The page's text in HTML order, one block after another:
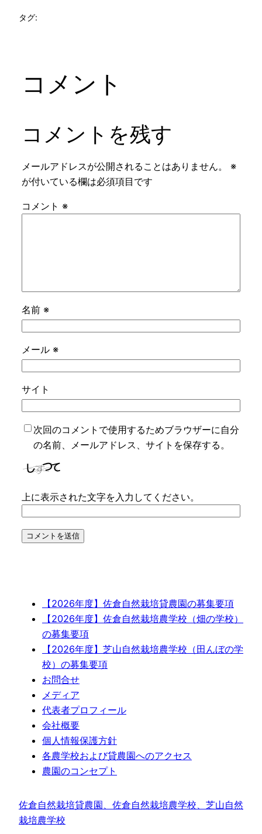
タグ:
コメント
コメントを残す
メールアドレスが公開されることはありません。
※
が付いている欄は必須項目です
コメント ※
名前 ※
メール ※
サイト
次回のコメントで使用するためブラウザーに自分
の名前、メールアドレス、サイトを保存する。
上に表示された文字を入力してください。
【2026年度】佐倉自然栽培貸農園の募集要項
【2026年度】佐倉自然栽培農学校（畑の学校）
の募集要項
【2026年度】芝山自然栽培農学校（田んぼの学
校）の募集要項
お問合せ
メディア
代表者プロフィール
会社概要
個人情報保護方針
各農学校および貸農園へのアクセス
農園のコンセプト
佐倉自然栽培貸農園、佐倉自然栽培農学校、芝山自然
栽培農学校